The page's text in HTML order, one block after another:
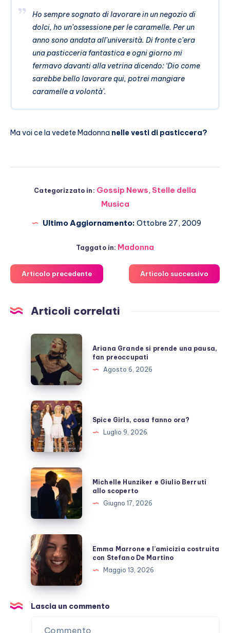
Ho sempre sognato di lavorare in un negozio di
dolci, ho un’ossessione per le caramelle. Per un
anno sono andata all’università. Di fronte c’era
una pasticceria fantastica e ogni giorno mi
fermavo davanti alla vetrina dicendo: ‘Dio come
sarebbe bello lavorare qui, potrei mangiare
caramelle a volontà’.
Ma voi ce la vedete Madonna nelle vesti di pasticcera?
Categorizzato in: Gossip News, Stelle della
Musica
Ultimo Aggiornamento: Ottobre 27, 2009
Taggato in: Madonna
Articolo precedente Articolo successivo
Articoli correlati
Ariana
Grande
si
prende
una
pausa,
fan
preoccupati
Ariana Grande si prende una pausa,
fan preoccupati
Agosto 6, 2026
Spice
Girls,
cosa
fanno
ora?
Spice Girls, cosa fanno ora?
Luglio 9, 2026
Michelle
Hunziker
e
Berruti
allo
scoperto
Michelle Hunziker e Giulio Berruti
allo scoperto
Giugno 17, 2026
Emma
Marrone
e
l’amicizia
costruita
con
Stefano
Emma Marrone e l’amicizia costruita
con Stefano De Martino
Maggio 13, 2026
Lascia un commento